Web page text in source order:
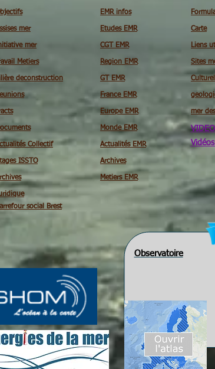
mer
mer
Metiers
deconstruction
Collectif
ISSTO
social Brest
EMR infos
Etudes EMR
CGT EMR
Region EMR
GT EMR
France EMR
Europe EMR
Monde EMR
Actualités EMR
Archives
Metiers EMR
Carte
Liens
Sites
Culturel
mer
Vidéos
Observatoire